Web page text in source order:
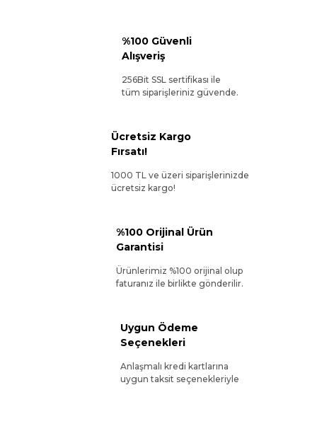
%100 Güvenli
Alışveriş
256Bit SSL sertifikası ile
tüm siparişleriniz güvende.
Ücretsiz Kargo
Fırsatı!
1000 TL ve üzeri siparişlerinizde
ücretsiz kargo!
%100 Orijinal Ürün
Garantisi
Ürünlerimiz %100 orijinal olup
faturanız ile birlikte gönderilir.
Uygun Ödeme
Seçenekleri
Anlaşmalı kredi kartlarına
uygun taksit seçenekleriyle